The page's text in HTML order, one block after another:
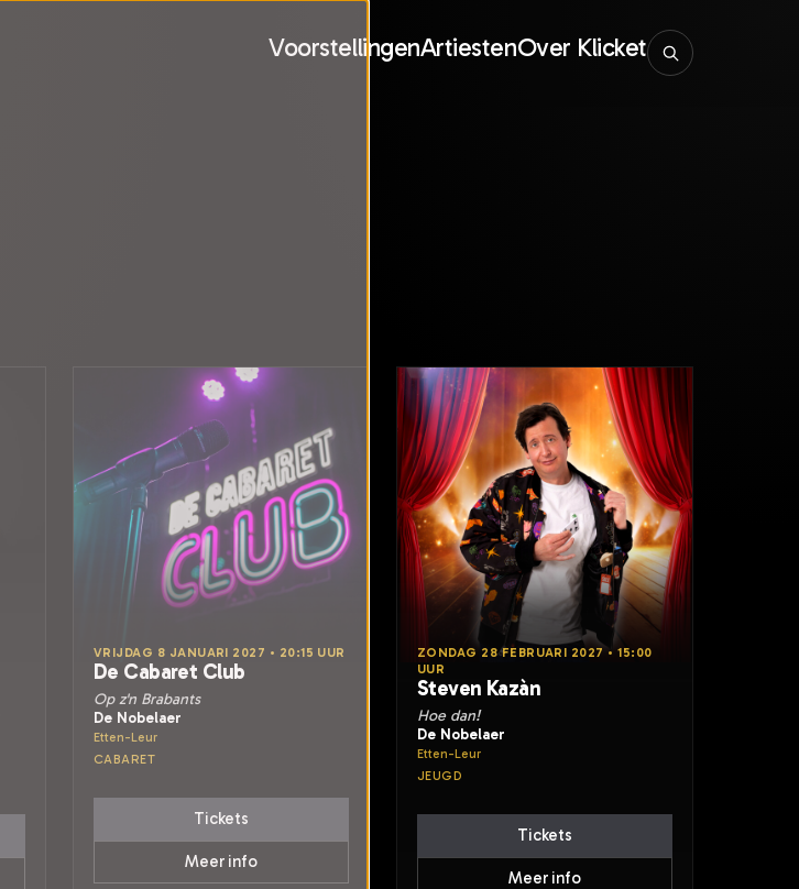
VoorstellingenArtiestenOver Klicket
VRIJDAG 8 JANUARI 2027 • 20:15 UUR
De Cabaret Club
Op z'n Brabants
De Nobelaer
Etten-Leur
CABARET
Tickets
Meer info
ZONDAG 28 FEBRUARI 2027 • 15:00
UUR
Steven Kazàn
Hoe dan!
De Nobelaer
Etten-Leur
JEUGD
Tickets
Meer info